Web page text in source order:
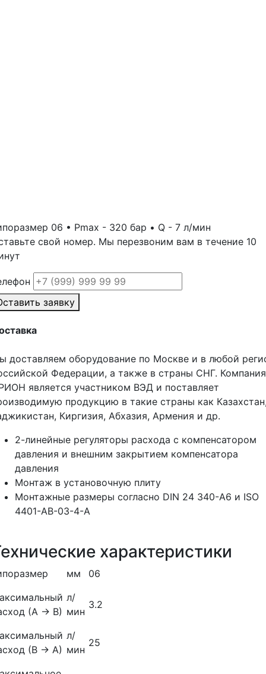
06 • Рmах - 320 бар • Q - 7 л/мин
свой номер. Мы перезвоним вам в течение 10
заявку
доставляем оборудование по Москве и в любой
Федерации, а также в страны СНГ. Компания
является участником ВЭД и поставляет
продукцию в такие страны как
Киргизия, Абхазия, Армения и др.
2-линейные регуляторы расхода с компенсатором
давления и внешним закрытием компенсатора
давления
Монтаж в установочную плиту
Монтажные размеры согласно DIN 24 340-А6 и ISO
4401-АВ-03-4-А
характеристики
мм
06
(А → В)
л/
мин
3.2
(В → А)
л/
мин
25